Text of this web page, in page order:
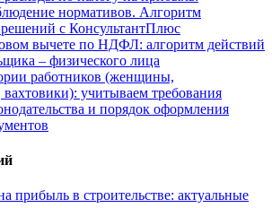
нормативов. Алгоритм
с КонсультантПлюс
вычете по НДФЛ: алгоритм действий
– физического лица
работников (женщины,
вахтовики): учитываем требования
и порядок оформления
прибыль в строительстве: актуальные